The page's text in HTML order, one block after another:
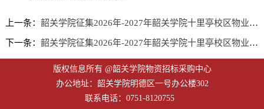
上一条： 韶关学院征集2026年-2027年韶关学院十里亭校区物业服务商 采购项目（第二次）竞争性磋商公告
下一条： 韶关学院征集2026年-2027年韶关学院十里亭校区物业服务商采购项目竞争性磋商公告
版权信息所有 @韶关学院物资招标采购中心
办公地址：韶关学院明德区一号办公楼302
联系电话：0751-8120755